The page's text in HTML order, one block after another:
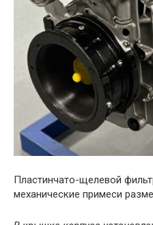
Пластинчато-щелевой
механические примеси